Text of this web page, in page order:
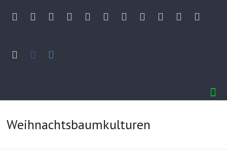
Hof
24h
und
LandschaftspflegeAGB
Weihnachtsbaumkulturen